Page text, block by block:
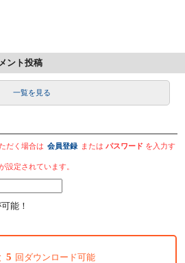
ント投稿
一覧を見る
だく場合は 会員登録 またはパスワード を入力す
設定されています。
能！
5 回ダウンロード可能